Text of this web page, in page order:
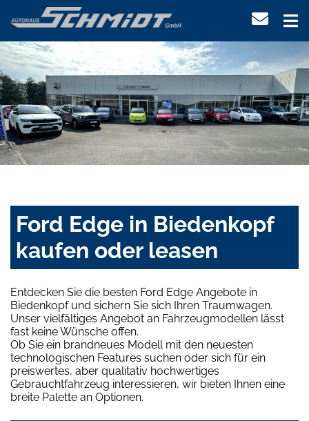
Ford Edge in Biedenkopf
kaufen oder leasen
Entdecken Sie die besten Ford Edge Angebote in
Biedenkopf und sichern Sie sich Ihren Traumwagen.
Unser vielfältiges Angebot an Fahrzeugmodellen lässt
fast keine Wünsche offen.
Ob Sie ein brandneues Modell mit den neuesten
technologischen Features suchen oder sich für ein
preiswertes, aber qualitativ hochwertiges
Gebrauchtfahrzeug interessieren, wir bieten Ihnen eine
breite Palette an Optionen.